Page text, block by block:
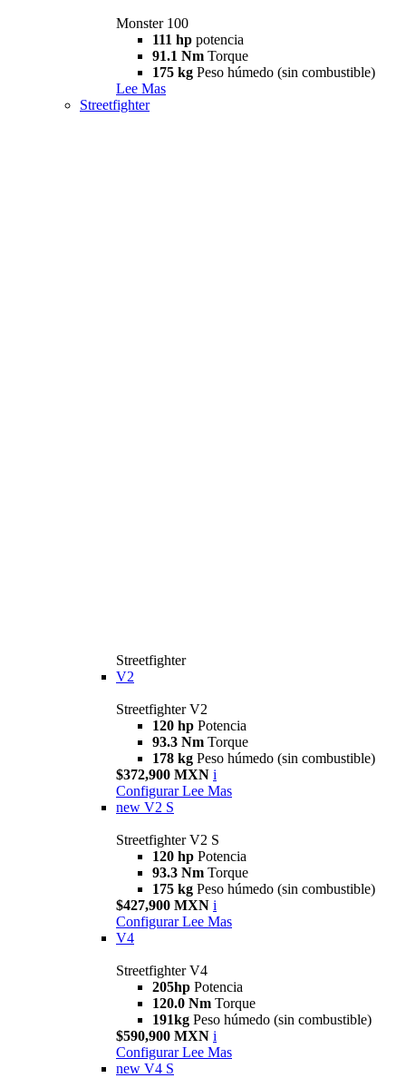
Monster 100
111 hp potencia
91.1 Nm Torque
175 kg Peso húmedo (sin combustible)
Lee Mas
Streetfighter
Streetfighter
V2
Streetfighter V2
120 hp Potencia
93.3 Nm Torque
178 kg Peso húmedo (sin combustible)
$372,900 MXN i
Configurar Lee Mas
new V2 S
Streetfighter V2 S
120 hp Potencia
93.3 Nm Torque
175 kg Peso húmedo (sin combustible)
$427,900 MXN i
Configurar Lee Mas
V4
Streetfighter V4
205hp Potencia
120.0 Nm Torque
191kg Peso húmedo (sin combustible)
$590,900 MXN i
Configurar Lee Mas
new V4 S